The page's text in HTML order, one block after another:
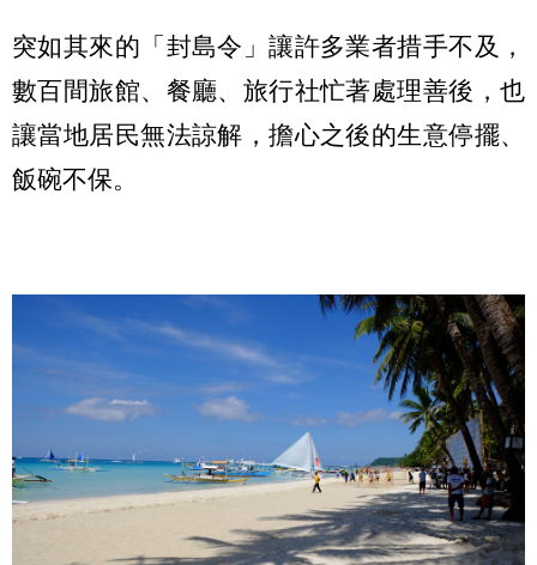
突如其來的「封島令」讓許多業者措手不及，
數百間旅館、餐廳、旅行社忙著處理善後，也
讓當地居民無法諒解，擔心之後的生意停擺、
飯碗不保。